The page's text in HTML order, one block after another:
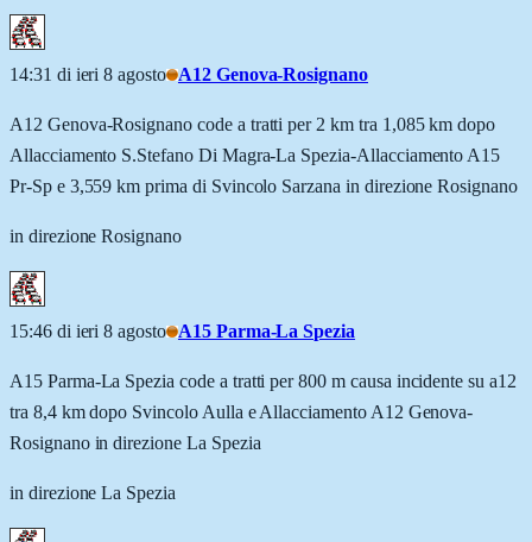
14:31 di ieri 8 agosto A12 Genova-Rosignano
A12 Genova-Rosignano code a tratti per 2 km tra 1,085 km dopo
Allacciamento S.Stefano Di Magra-La Spezia-Allacciamento A15
Pr-Sp e 3,559 km prima di Svincolo Sarzana in direzione Rosignano
in direzione Rosignano
15:46 di ieri 8 agosto A15 Parma-La Spezia
A15 Parma-La Spezia code a tratti per 800 m causa incidente su a12
tra 8,4 km dopo Svincolo Aulla e Allacciamento A12 Genova-
Rosignano in direzione La Spezia
in direzione La Spezia